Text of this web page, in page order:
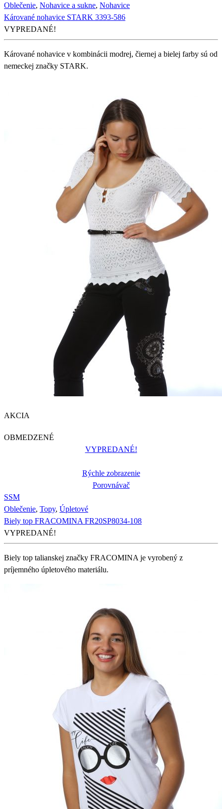
Oblečenie, Nohavice a sukne, Nohavice
Kárované nohavice STARK 3393-586
VYPREDANÉ!
Kárované nohavice v kombinácii modrej, čiernej a bielej farby sú od
nemeckej značky STARK.
AKCIA
OBMEDZENÉ
VYPREDANÉ!
Rýchle zobrazenie
Porovnávač
SSM
Oblečenie, Topy, Úpletové
Biely top FRACOMINA FR20SP8034-108
VYPREDANÉ!
Biely top talianskej značky FRACOMINA je vyrobený z
príjemného úpletového materiálu.